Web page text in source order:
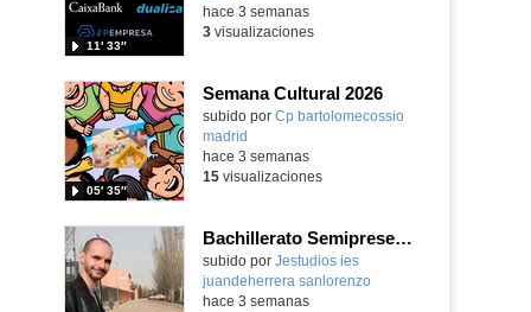
11′ 33″
hace 3 semanas
3visualizaciones
Semana Cultural 2026
Contenido educativo.
subido por Cp bartolomecossio
madrid
05′ 35″
hace 3 semanas
15visualizaciones
Bachillerato Semipresencial en el IES Juan de Herrera
subido por Jestudios ies
juandeherrera sanlorenzo-
hace 3 semanas